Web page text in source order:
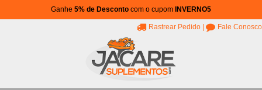
Ganhe 5% de Desconto com o cupom INVERNO5
Rastrear Pedido Fale Conosco